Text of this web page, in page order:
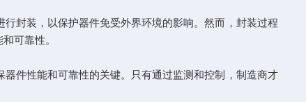
封装，以保护器件免受外界环境的影响。然而，封装过程
可靠性。
件性能和可靠性的关键。只有通过监测和控制，制造商才